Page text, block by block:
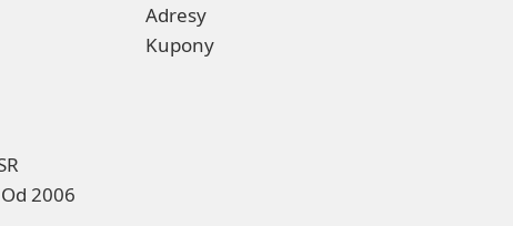
2006
Adresy
Kupony